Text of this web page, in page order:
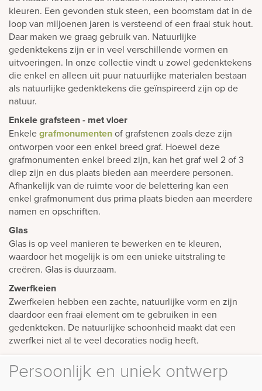
kleuren. Een gevonden stuk steen, een boomstam dat in de
loop van miljoenen jaren is versteend of een fraai stuk hout.
Daar maken we graag gebruik van. Natuurlijke
gedenktekens zijn er in veel verschillende vormen en
uitvoeringen. In onze collectie vindt u zowel gedenktekens
die enkel en alleen uit puur natuurlijke materialen bestaan
als natuurlijke gedenktekens die geïnspireerd zijn op de
natuur.
Enkele grafsteen - met vloer
Enkelegrafmonumentenof grafstenen zoals deze zijn
ontworpen voor een enkel breed graf. Hoewel deze
grafmonumenten enkel breed zijn, kan het graf wel 2 of 3
diep zijn en dus plaats bieden aan meerdere personen.
Afhankelijk van de ruimte voor de belettering kan een
enkel grafmonument dus prima plaats bieden aan meerdere
namen en opschriften.
Glas
Glas is op veel manieren te bewerken en te kleuren,
waardoor het mogelijk is om een unieke uitstraling te
creëren. Glas is duurzaam.
Zwerfkeien
Zwerfkeien hebben een zachte, natuurlijke vorm en zijn
daardoor een fraai element om te gebruiken in een
gedenkteken. De natuurlijke schoonheid maakt dat een
zwerfkei niet al te veel decoraties nodig heeft.
Persoonlijk en uniek ontwerp